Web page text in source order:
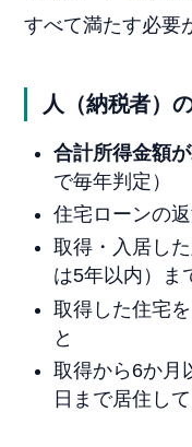
すべて満たす必要
人（納税者）
合計所得金額
で毎年判定）
住宅ローンの
取得・入居し
は5年以内）ま
取得した住宅を
と
取得から6か月
日まで居住し